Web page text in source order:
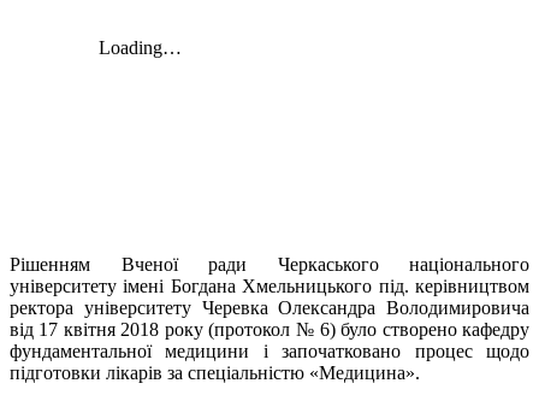
Рішенням Вченої ради Черкаського національного
університету імені Богдана Хмельницького під. керівництвом
ректора університету Черевка Олександра Володимировича
від 17 квітня 2018 року (протокол № 6) було створено кафедру
фундаментальної медицини і започатковано процес щодо
підготовки лікарів за спеціальністю «Медицина».